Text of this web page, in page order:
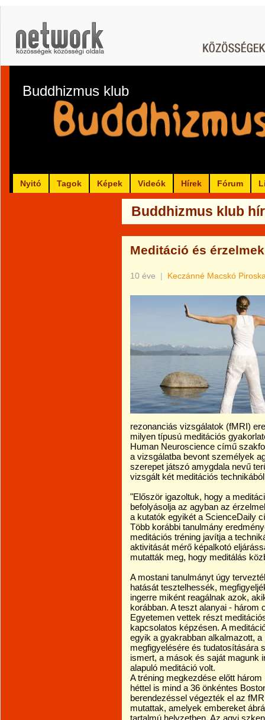
Buddhizmus klub
Nyitó Tagok Képek Videók Hírek Fórum
Buddhizmus klub
Meditáció és érzelmek
10 éve | Keczánné Macskó
rezonanciás vizsgálatok (fMRI)
milyen típusú meditációs
Human Neuroscience című
a vizsgálatba bevont személyek
szerepet játszó amygdala nevű
vizsgált két meditációs
"Először igazoltuk, hogy a
befolyásolja az agyban az
a kutatók egyikét a ScienceDaily
Több korábbi tanulmány
meditációs tréning javítja a
aktivitását mérő képalkotó
mutatták meg, hogy meditálás
A mostani tanulmányt úgy
hatását tesztelhessék,
ingerre miként reagálnak azok,
korábban. A teszt alanyai - három
Egyetemen vettek részt
kapcsolatos képzésen. A
egyik a gyakrabban alkalmazott,
megfigyelésére és tudatosítására
ismert, a mások és saját magunk
alapuló meditáció volt.
A tréning megkezdése előtt
héttel is mind a 36 önkéntes
berendezéssel végezték el az
mutattak, amelyek embereket
tartalmú helyzetben. Az agyi